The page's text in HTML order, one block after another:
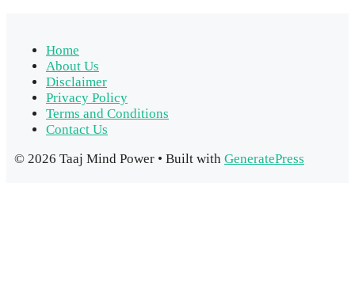
Home
About Us
Disclaimer
Privacy Policy
Terms and Conditions
Contact Us
© 2026 Taaj Mind Power • Built with GeneratePress